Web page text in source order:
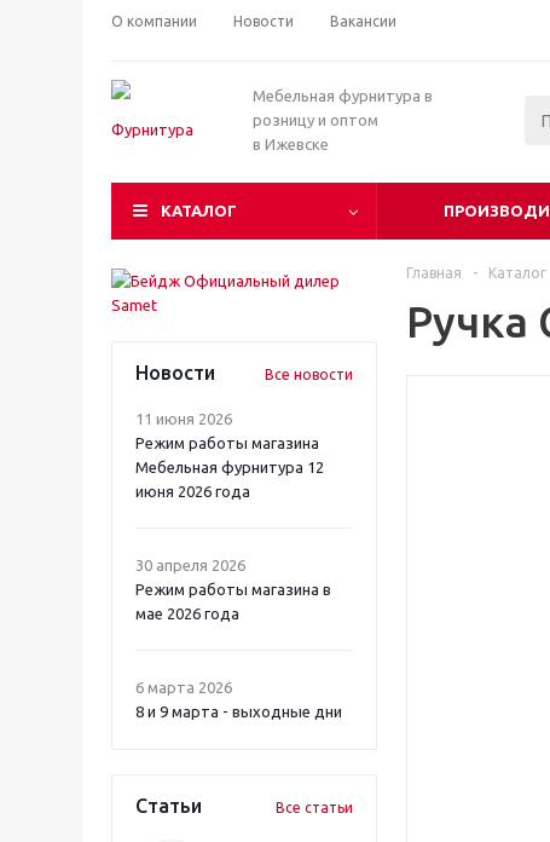
О компании Новости Вакансии
Мебельная фурнитура в
розницу и оптом
в Ижевске
КАТАЛОГ
Новости Все новости
11 июня 2026
Режим работы магазина
Мебельная фурнитура 12
июня 2026 года
30 апреля 2026
Режим работы магазина в
мае 2026 года
6 марта 2026
8 и 9 марта - выходные дни
Статьи Все статьи
Главная - Каталог
Ручка